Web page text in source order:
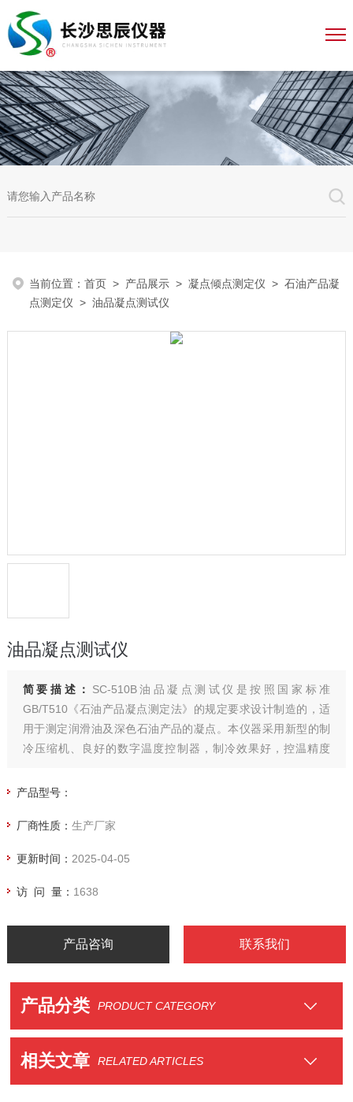
当前位置：首页 > 产品展示 >凝点倾点测定仪 >石油产品凝
点测定仪 > 油品凝点测试仪
油品凝点测试仪
简要描述： SC-510B油品凝点测试仪是按照国家标准
GB/T510《石油产品凝点测定法》的规定要求设计制造的，适
用于测定润滑油及深色石油产品的凝点。本仪器采用新型的制
冷压缩机、良好的数字温度控制器，制冷效果好，控温精度
产品型号：
厂商性质： 生产厂家
更新时间： 2025-04-05
访 问 量： 1638
产品咨询 联系我们
产品分类 PRODUCT CATEGORY
相关文章 RELATED ARTICLES